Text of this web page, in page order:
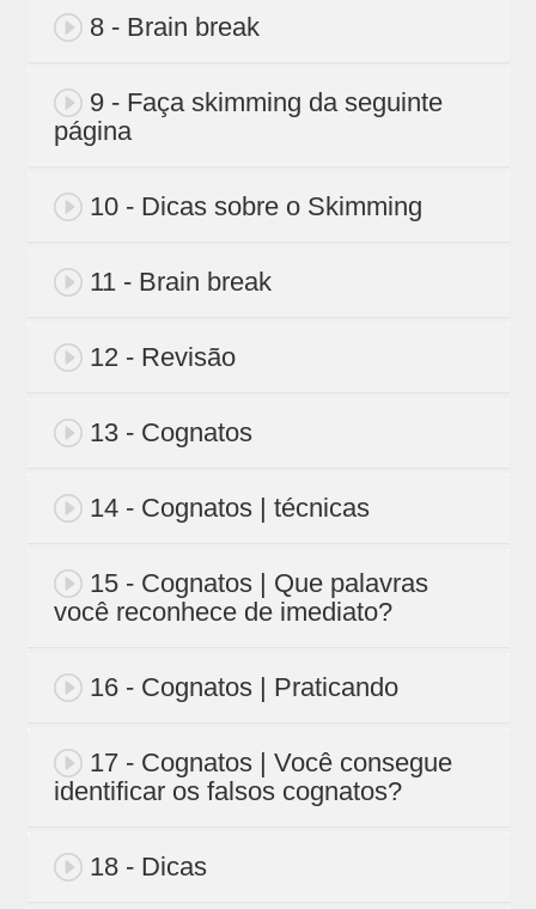
8 - Brain break
9 - Faça skimming da seguinte
página
10 - Dicas sobre o Skimming
11 - Brain break
12 - Revisão
13 - Cognatos
14 - Cognatos | técnicas
15 - Cognatos | Que palavras
você reconhece de imediato?
16 - Cognatos | Praticando
17 - Cognatos | Você consegue
identificar os falsos cognatos?
18 - Dicas